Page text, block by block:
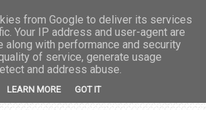
from Google to deliver its services
Your IP address and user-agent are
along with performance and security
of service, generate usage
and address abuse.
LEARN MORE GOT IT